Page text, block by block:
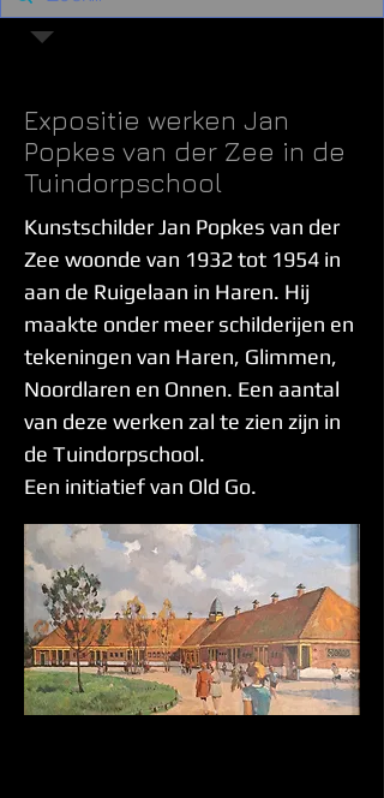
Expositie werken Jan
Popkes van der Zee in de
Tuindorpschool
Kunstschilder Jan Popkes van der
Zee woonde van 1932 tot 1954 in
aan de Ruigelaan in Haren. Hij
maakte onder meer schilderijen en
tekeningen van Haren, Glimmen,
Noordlaren en Onnen. Een aantal
van deze werken zal te zien zijn in
de Tuindorpschool.
Een initiatief van Old Go.